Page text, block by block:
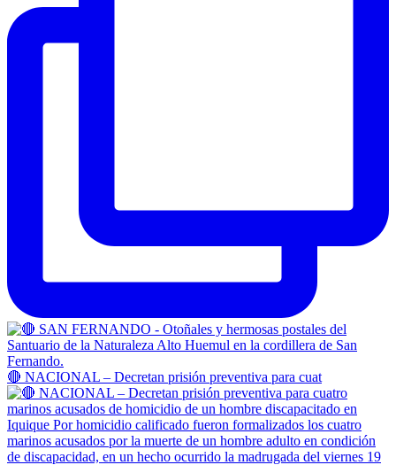
🔴 NACIONAL – Decretan prisión preventiva para cuat